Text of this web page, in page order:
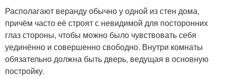
Располагают веранду обычно у одной из стен дома,
причём часто её строят с невидимой для посторонних
глаз стороны, чтобы можно было чувствовать себя
уединённо и совершенно свободно. Внутри комнаты
обязательно должна быть дверь, ведущая в основную
постройку.